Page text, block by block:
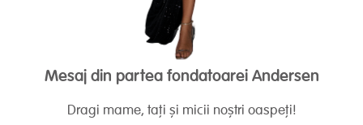
Mesaj din partea fondatoarei Andersen
Dragi mame, tați și micii noștri oaspeți!